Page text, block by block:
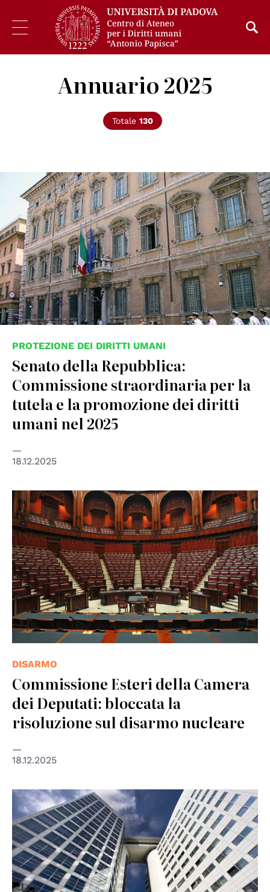
Annuario 2025
Totale 130
© Senato della Repubblica
PROTEZIONE DEI DIRITTI UMANI
Senato della Repubblica:
Commissione straordinaria per la
tutela e la promozione dei diritti
umani nel 2025
18.12.2025
© Parlamento Italiano
DISARMO
Commissione Esteri della Camera
dei Deputati: bloccata la
risoluzione sul disarmo nucleare
18.12.2025
© Vincent van Zeijst